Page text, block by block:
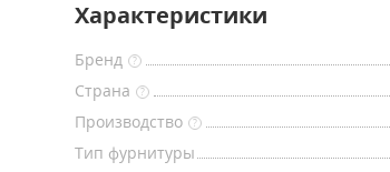
Характеристики
Бренд ?
Страна
?
Производство
?
Тип фурнитуры